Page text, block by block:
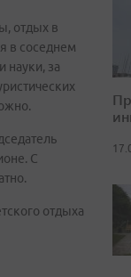
отдых в
в соседнем
науки, за
С
отдыха